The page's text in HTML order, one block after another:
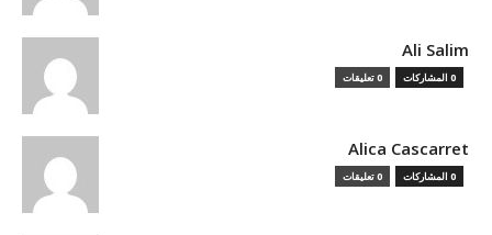
Ali Salim
0 المشاركات 0 تعليقات
Alica Cascarret
0 المشاركات 0 تعليقات